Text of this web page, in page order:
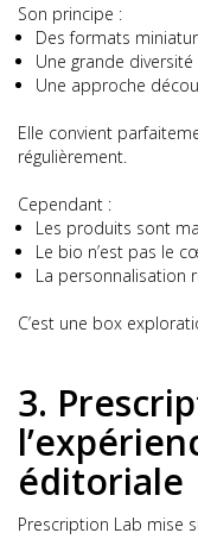
Son principe :
Des formats
Une grande
Une approche
Elle convient
régulièrement.
Cependant :
Les produits sont
Le bio n’est pas le
La personnalisation
C’est une box
3.
éditoriale
Prescription Lab mise